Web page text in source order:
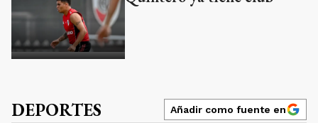
DEPORTES Añadir como fuente en